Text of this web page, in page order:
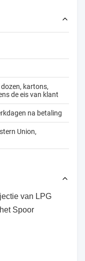
kartons,
de eis van klant
na betaling
Union,
van LPG
Spoor